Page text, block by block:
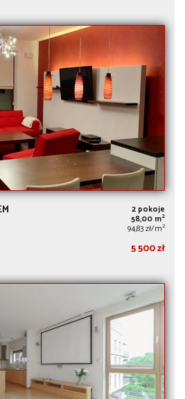
2 pokoje
58,00 m2
94,83 zł/m2
5 500 zł